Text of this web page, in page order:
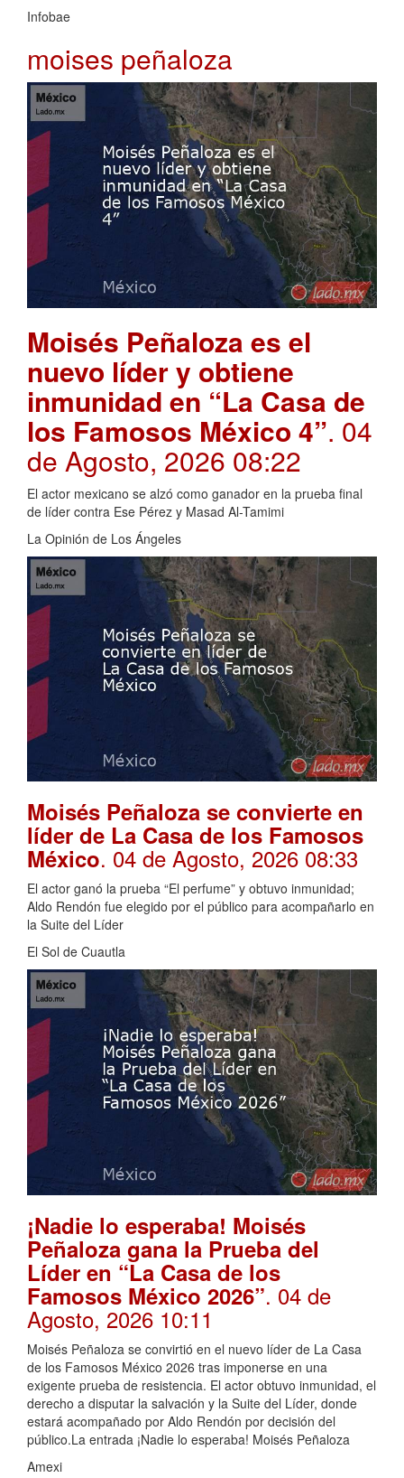
Infobae
moises peñaloza
Moisés Peñaloza es el
nuevo líder y obtiene
inmunidad en “La Casa de
los Famosos México 4”. 04
de Agosto, 2026 08:22
El actor mexicano se alzó como ganador en la prueba final
de líder contra Ese Pérez y Masad Al-Tamimi
La Opinión de Los Ángeles
Moisés Peñaloza se convierte en
líder de La Casa de los Famosos
México. 04 de Agosto, 2026 08:33
El actor ganó la prueba “El perfume” y obtuvo inmunidad;
Aldo Rendón fue elegido por el público para acompañarlo en
la Suite del Líder
El Sol de Cuautla
¡Nadie lo esperaba! Moisés
Peñaloza gana la Prueba del
Líder en “La Casa de los
Famosos México 2026”. 04 de
Agosto, 2026 10:11
Moisés Peñaloza se convirtió en el nuevo líder de La Casa
de los Famosos México 2026 tras imponerse en una
exigente prueba de resistencia. El actor obtuvo inmunidad, el
derecho a disputar la salvación y la Suite del Líder, donde
estará acompañado por Aldo Rendón por decisión del
público.La entrada ¡Nadie lo esperaba! Moisés Peñaloza
Amexi